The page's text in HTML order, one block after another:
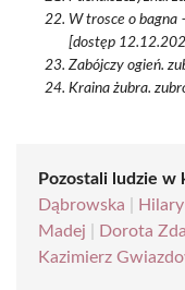
W trosce o bagna
[dostęp
Zabójczy ogień.
Kraina żubra.
Pozostali ludzie
Dąbrowska
Madej
Dorota
Kazimierz